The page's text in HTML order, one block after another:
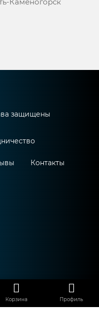
защищены
Контакты
Корзина Профиль